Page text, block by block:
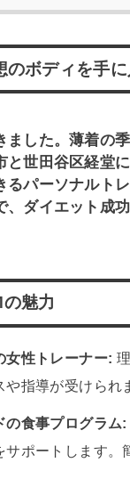
のボディを手
ました。薄着の
と世田谷区経堂
るパーソナルト
、ダイエット成
魅力
女性トレーナー:
や指導が受けられ
の食事プログラム:
サポートします。